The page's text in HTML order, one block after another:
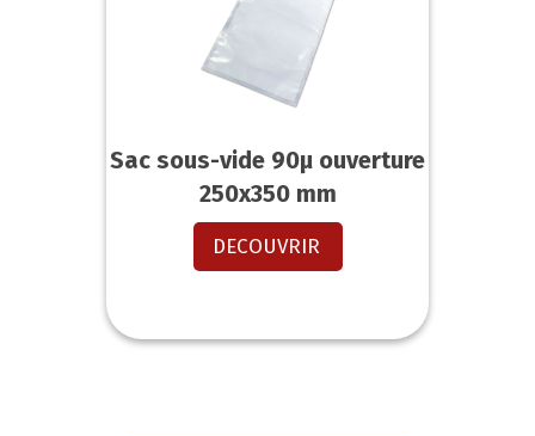
Sac sous-vide 90µ ouverture
250x350 mm
DECOUVRIR